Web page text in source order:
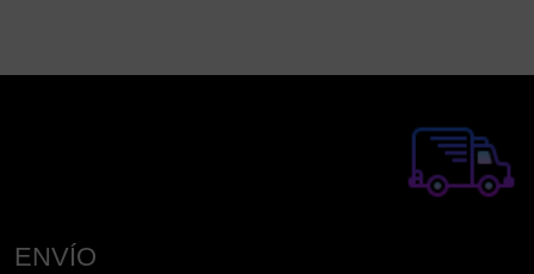
ENVÍO